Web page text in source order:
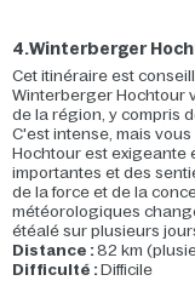
4.Winterberger
Cet itinéraire est
Winterberger Hochtour
de la région, y compris
C'est intense, mais
Hochtour est exigeante
importantes et des
de la force et de la
météorologiques
étéalé sur plusieurs
Distance :82 km
Difficulté :Difficile